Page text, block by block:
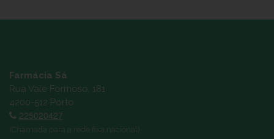
Farmácia Sá
Rua Vale Formoso, 181
4200-512 Porto
225020427
(Chamada para a rede fixa nacional)